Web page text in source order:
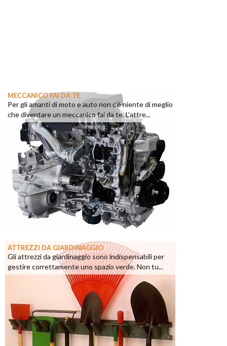
MECCANICO FAI DA TE
Per gli amanti di moto e auto non c’è niente di meglio
che diventare un meccanico fai da te. L’attre...
ATTREZZI DA GIARDINAGGIO
Gli attrezzi da giardinaggio sono indispensabili per
gestire correttamente uno spazio verde. Non tu...